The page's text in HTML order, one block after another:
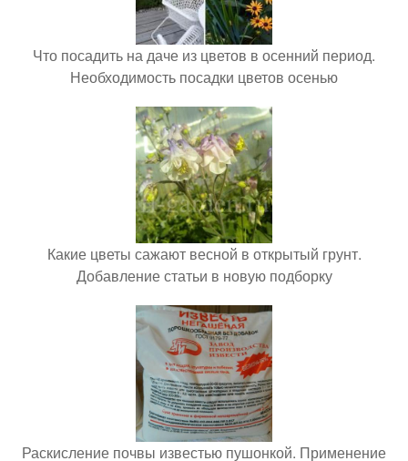
Что посадить на даче из цветов в осенний период.
Необходимость посадки цветов осенью
Какие цветы сажают весной в открытый грунт.
Добавление статьи в новую подборку
Раскисление почвы известью пушонкой. Применение